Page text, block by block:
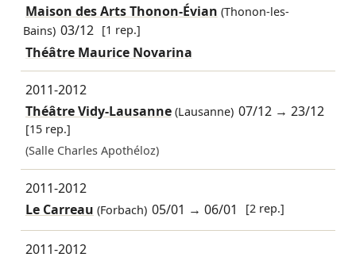
Maison des Arts Thonon-Évian (Thonon-les-
Bains) 03/12 [1 rep.]
Théâtre Maurice Novarina
2011-2012
Théâtre Vidy-Lausanne(Lausanne) 07/12 →23/12
[15 rep.]
(Salle Charles Apothéloz)
2011-2012
Le Carreau (Forbach) 05/01 →06/01 [2 rep.]
2011-2012